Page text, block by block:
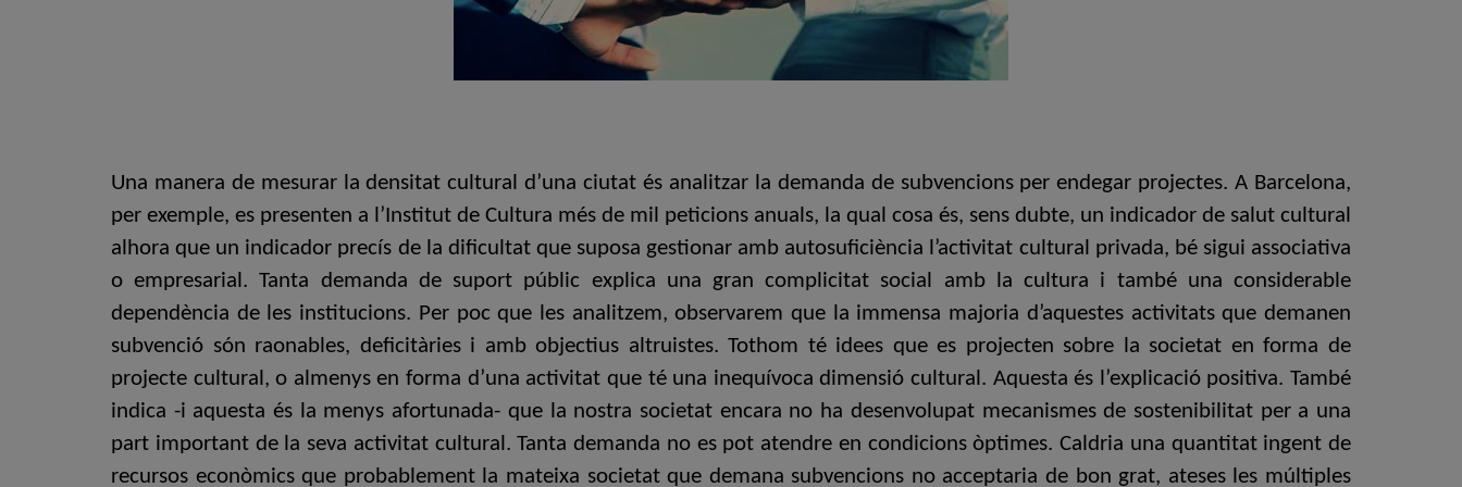
Una manera de mesurar la densitat cultural d’una ciutat és analitzar la demanda de subvencions per endegar projectes. A Barcelona,
per exemple, es presenten a l’Institut de Cultura més de mil peticions anuals, la qual cosa és, sens dubte, un indicador de salut cultural
alhora que un indicador precís de la dificultat que suposa gestionar amb autosuficiència l’activitat cultural privada, bé sigui associativa
o empresarial. Tanta demanda de suport públic explica una gran complicitat social amb la cultura i també una considerable
dependència de les institucions. Per poc que les analitzem, observarem que la immensa majoria d’aquestes activitats que demanen
subvenció són raonables, deficitàries i amb objectius altruistes. Tothom té idees que es projecten sobre la societat en forma de
projecte cultural, o almenys en forma d’una activitat que té una inequívoca dimensió cultural. Aquesta és l’explicació positiva. També
indica -i aquesta és la menys afortunada- que la nostra societat encara no ha desenvolupat mecanismes de sostenibilitat per a una
part important de la seva activitat cultural. Tanta demanda no es pot atendre en condicions òptimes. Caldria una quantitat ingent de
recursos econòmics que probablement la mateixa societat que demana subvencions no acceptaria de bon grat, ateses les múltiples